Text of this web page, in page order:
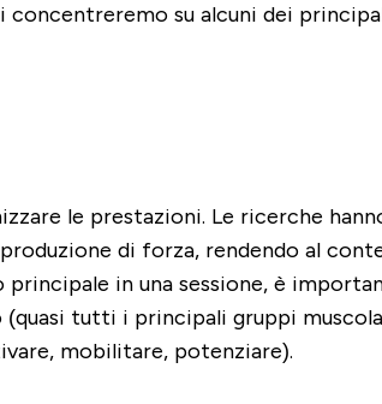
su alcuni dei
le prestazioni. Le ricerche
di forza, rendendo al
in una sessione, è
tutti i principali gruppi
mobilitare, potenziare).